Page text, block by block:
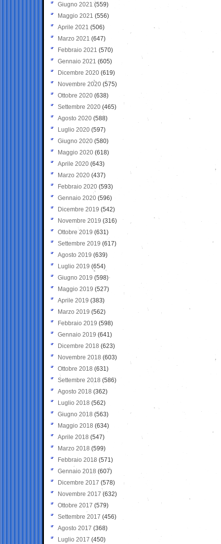
Giugno 2021(559)
Maggio 2021 (556)
Aprile 2021 (506)
Marzo 2021 (647)
Febbraio 2021 (570)
Gennaio 2021 (605)
Dicembre 2020 (619)
Novembre 2020 (575)
Ottobre 2020 (638)
Settembre 2020(465)
Agosto 2020 (588)
Luglio 2020 (597)
Giugno 2020 (580)
Maggio 2020 (618)
Aprile 2020 (643)
Marzo 2020 (437)
Febbraio 2020 (593)
Gennaio 2020 (596)
Dicembre 2019 (542)
Novembre 2019 (316)
Ottobre 2019 (631)
Settembre 2019 (617)
Agosto 2019 (639)
Luglio 2019 (654)
Giugno 2019 (598)
Maggio 2019 (527)
Aprile 2019 (383)
Marzo 2019 (562)
Febbraio 2019 (598)
Gennaio 2019 (641)
Dicembre 2018 (623)
Novembre 2018 (603)
Ottobre 2018 (631)
Settembre 2018 (586)
Agosto 2018 (362)
Luglio 2018 (562)
Giugno 2018 (563)
Maggio 2018 (634)
Aprile 2018 (547)
Marzo 2018 (599)
Febbraio 2018 (571)
Gennaio 2018 (607)
Dicembre 2017 (578)
Novembre 2017 (632)
Ottobre 2017 (579)
Settembre 2017 (456)
Agosto 2017 (368)
Luglio 2017 (450)